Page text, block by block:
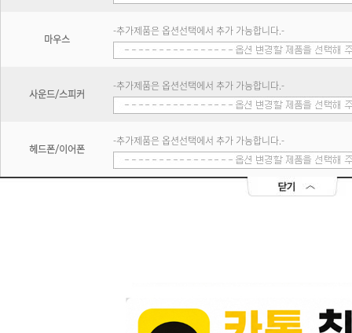
마우스
-추가제품은 옵션선택에서 추가 가능합니다.-
사운드/스피커
-추가제품은 옵션선택에서 추가 가능합니다.-
헤드폰/이어폰
-추가제품은 옵션선택에서 추가 가능합니다.-